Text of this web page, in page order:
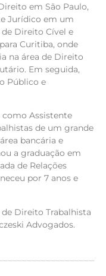
em São Paulo,
Jurídico em um
Direito Cível e
Curitiba, onde
na área de Direito
Em seguida,
Público e
Assistente
de um grande
bancária e
a graduação em
de Relações
por 7 anos e
Direito Trabalhista
Advogados.